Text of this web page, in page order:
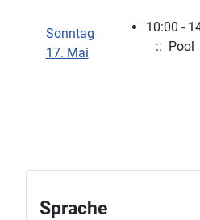
Sonntag
17. Mai
10:00 -
:: Pool
Sprache auswählen
Sprache